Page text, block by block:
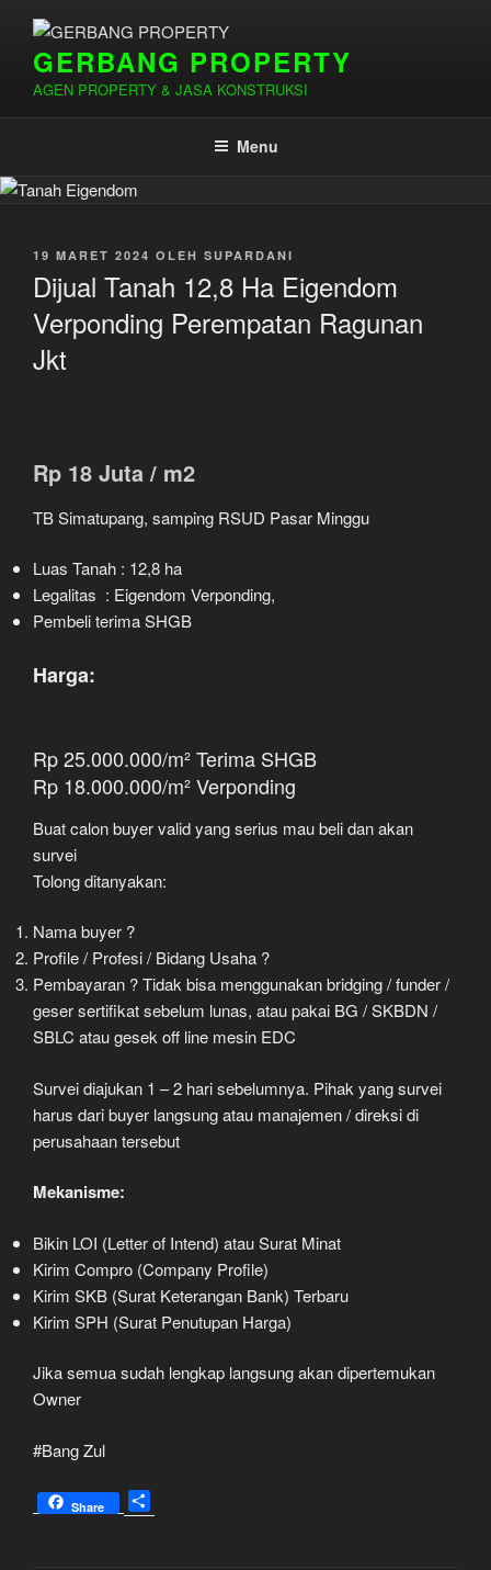
kontenGERBANG PROPERTY
AGEN PROPERTY & JASA KONSTRUKSI
Menu
DIPOSKAN
19 MARET 2024 OLEH SUPARDANI
Dijual Tanah 12,8 Ha Eigendom
Verponding Perempatan Ragunan
Jkt
Rp 18 Juta / m2
TB Simatupang, samping RSUD Pasar Minggu
Luas Tanah : 12,8 ha
Legalitas : Eigendom Verponding,
Pembeli terima SHGB
Harga:
Rp 25.000.000/m² Terima SHGB
Rp 18.000.000/m² Verponding
Buat calon buyer valid yang serius mau beli dan akan
survei
Tolong ditanyakan:
Nama buyer ?
Profile / Profesi / Bidang Usaha ?
Pembayaran ? Tidak bisa menggunakan bridging / funder /
geser sertifikat sebelum lunas, atau pakai BG / SKBDN /
SBLC atau gesek off line mesin EDC
Survei diajukan 1 – 2 hari sebelumnya. Pihak yang survei
harus dari buyer langsung atau manajemen / direksi di
perusahaan tersebut
Mekanisme:
Bikin LOI (Letter of Intend) atau Surat Minat
Kirim Compro (Company Profile)
Kirim SKB (Surat Keterangan Bank) Terbaru
Kirim SPH (Surat Penutupan Harga)
Jika semua sudah lengkap langsung akan dipertemukan
Owner
#Bang Zul
Share
h